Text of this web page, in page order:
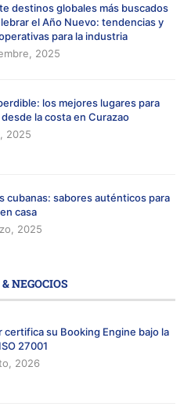
destinos globales más buscados
el Año Nuevo: tendencias y
para la industria
2025
los mejores lugares para
la costa en Curazao
2025
cubanas: sabores auténticos para
casa
2025
NEGOCIOS
certifica su Booking Engine bajo la
27001
2026